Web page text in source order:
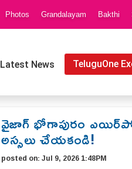
Photos Grandalayam Bakthi
Latest News TeluguOne
వైజాగ్ భోగాపురం ఎయిర్‌పోర్ట్
అస్సలు చేయకండి!
posted on:Jul 9, 2026 1:48PM